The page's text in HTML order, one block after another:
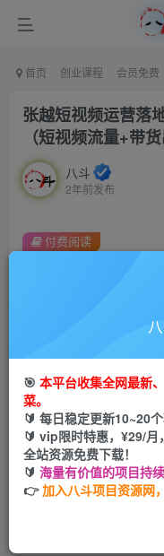
首页 创业课程 会员免费
张越短视频运营落
（短视频流量+带
八斗
2年前发布
此内容为付费阅读，请
金币
会员免费
您当前
付费阅读
🎯 本平台收集全网最新
菜。
🔰 每日稳定更新10~20
🔰 vip限时特惠，¥29/月
全站资源免费下载！
🔰 海量有价值的项目持
👉加入八斗项目资源网